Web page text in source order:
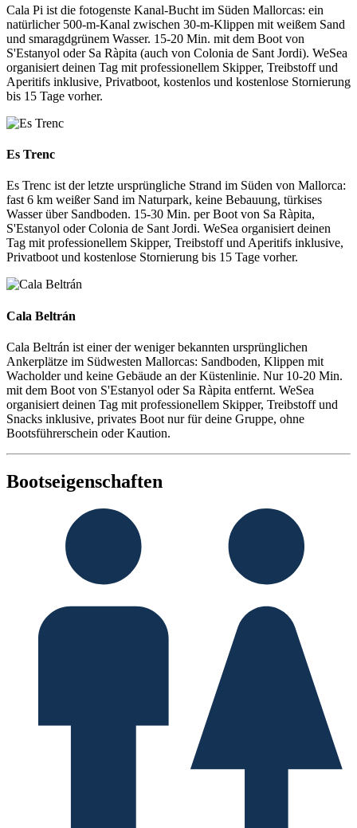
Cala Pi ist die fotogenste Kanal-Bucht im Süden Mallorcas: ein
natürlicher 500-m-Kanal zwischen 30-m-Klippen mit weißem Sand
und smaragdgrünem Wasser. 15-20 Min. mit dem Boot von
S'Estanyol oder Sa Ràpita (auch von Colonia de Sant Jordi). WeSea
organisiert deinen Tag mit professionellem Skipper, Treibstoff und
Aperitifs inklusive, Privatboot, kostenlos und kostenlose Stornierung
bis 15 Tage vorher.
Es Trenc
Es Trenc
Es Trenc ist der letzte ursprüngliche Strand im Süden von Mallorca:
fast 6 km weißer Sand im Naturpark, keine Bebauung, türkises
Wasser über Sandboden. 15-30 Min. per Boot von Sa Ràpita,
S'Estanyol oder Colonia de Sant Jordi. WeSea organisiert deinen
Tag mit professionellem Skipper, Treibstoff und Aperitifs inklusive,
Privatboot und kostenlose Stornierung bis 15 Tage vorher.
Cala Beltrán
Cala Beltrán
Cala Beltrán ist einer der weniger bekannten ursprünglichen
Ankerplätze im Südwesten Mallorcas: Sandboden, Klippen mit
Wacholder und keine Gebäude an der Küstenlinie. Nur 10-20 Min.
mit dem Boot von S'Estanyol oder Sa Ràpita entfernt. WeSea
organisiert deinen Tag mit professionellem Skipper, Treibstoff und
Snacks inklusive, privates Boot nur für deine Gruppe, ohne
Bootsführerschein oder Kaution.
Bootseigenschaften